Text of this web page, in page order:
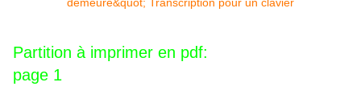
Partition à imprimer en pdf:
page 1